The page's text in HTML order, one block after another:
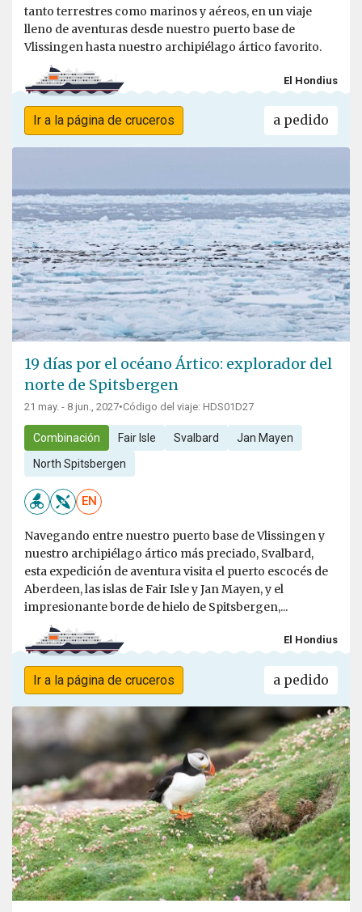
tanto terrestres como marinos y aéreos, en un viaje
lleno de aventuras desde nuestro puerto base de
Vlissingen hasta nuestro archipiélago ártico favorito.
El Hondius
Ir a la página de cruceros a pedido
19 días por el océano Ártico: explorador del
norte de Spitsbergen
21 may. - 8 jun., 2027•Código del viaje: HDS01D27
Combinación Fair Isle Svalbard Jan Mayen
North Spitsbergen
EN
Navegando entre nuestro puerto base de Vlissingen y
nuestro archipiélago ártico más preciado, Svalbard,
esta expedición de aventura visita el puerto escocés de
Aberdeen, las islas de Fair Isle y Jan Mayen, y el
impresionante borde de hielo de Spitsbergen,...
El Hondius
Ir a la página de cruceros a pedido